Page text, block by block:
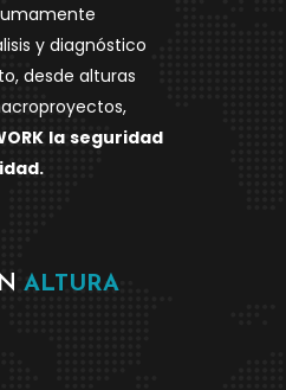
y diagnóstico
desde alturas
la seguridad
ALTURA